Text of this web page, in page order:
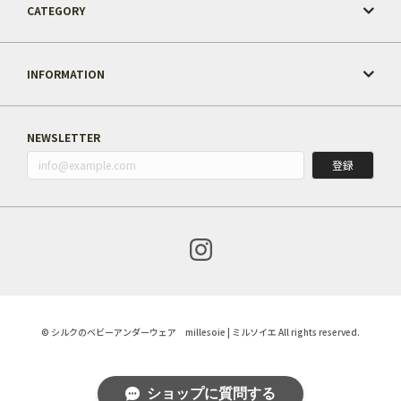
CATEGORY
INFORMATION
NEWSLETTER
登録
© シルクのベビーアンダーウェア millesoie | ミルソイエ All rights reserved.
ショップに質問する